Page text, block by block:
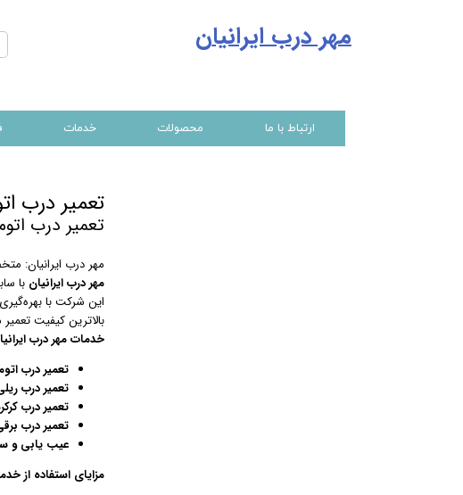
ارتباط با ما محصولات خدمات
مهر درب ایرانیان
تعمیر درب
تعمیر درب
مهر درب ایرانیان:
مهر درب ایرانیان با
این شرکت با
بالاترین کیفیت
خدمات مهر درب
تعمیر درب
تعمیر درب
تعمیر درب
تعمیر درب
عیب یابی و
مزایای استفاده از